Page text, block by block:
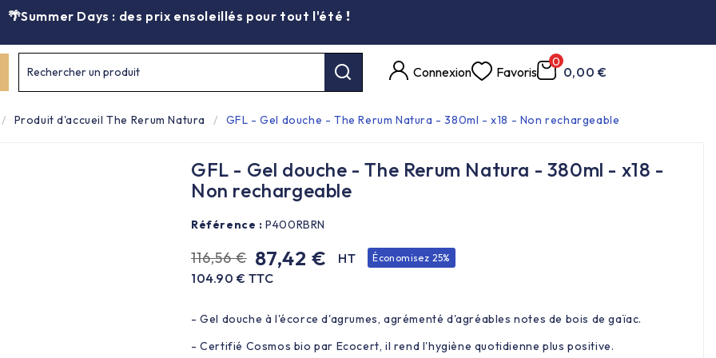
🌴Summer Days : des prix ensoleillés pour tout l'été !
Rechercher un produit Connexion Favoris
0
0,00 €
Produit d'accueil The Rerum Natura GFL - Gel douche - The Rerum Natura - 380ml - x18 - Non rechargeable
GFL - Gel douche - The Rerum Natura - 380ml - x18 -
Non rechargeable
Référence : P400RBRN
116,56 € 87,42 € HT Économisez 25%
104.90 € TTC
- Gel douche à l'écorce d'agrumes, agrémenté d'agréables notes de bois de gaïac.
- Certifié Cosmos bio par Ecocert, il rend l'hygiène quotidienne plus positive.